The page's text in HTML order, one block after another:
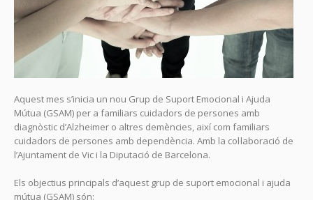
Aquest mes s’inicia un nou Grup de Suport Emocional i Ajuda
Mútua (GSAM) per a familiars cuidadors de persones amb
diagnòstic d’Alzheimer o altres demències, així com familiars
cuidadors de persones amb dependència. Amb la col·laboració de
l’Ajuntament de Vic i la Diputació de Barcelona.
Els objectius principals d’aquest grup de suport emocional i ajuda
mútua (GSAM) són: